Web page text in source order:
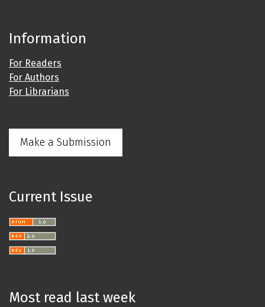
Information
For Readers
For Authors
For Librarians
Make a Submission
Current Issue
Most read last week